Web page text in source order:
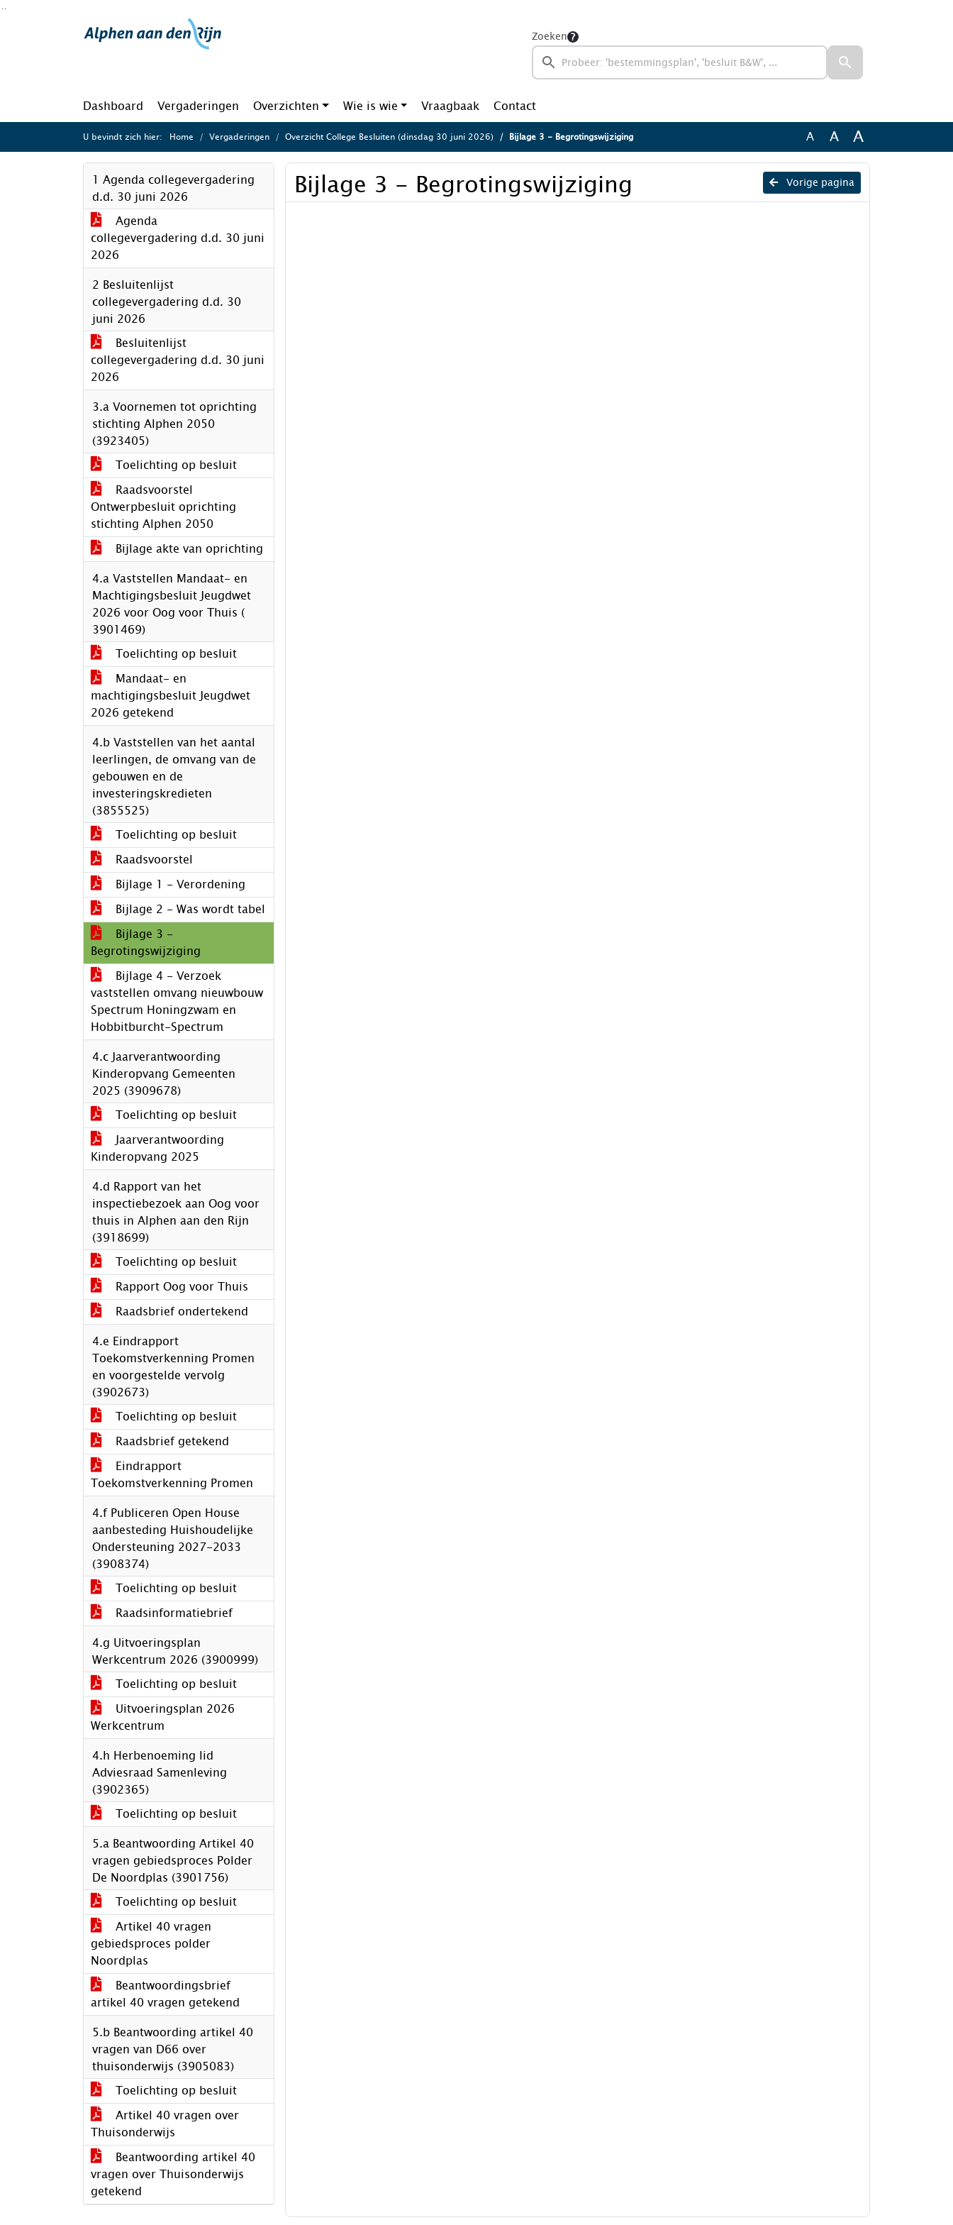
Ga naar de inhoud van deze pagina
Zoeken
Dashboard Vergaderingen Overzichten Wie is wie Vraagbaak Contact
U bevindt zich hier: Home Vergaderingen Overzicht College Besluiten (dinsdag 30 juni 2026) Bijlage 3 - Begrotingswijziging A A A
1 Agenda collegevergadering
d.d. 30 juni 2026
Agenda
collegevergadering d.d. 30 juni
2026
2 Besluitenlijst
collegevergadering d.d. 30
juni 2026
Besluitenlijst
collegevergadering d.d. 30 juni
2026
3.a Voornemen tot oprichting
stichting Alphen 2050
(3923405)
Toelichting op besluit
Raadsvoorstel
Ontwerpbesluit oprichting
stichting Alphen 2050
Bijlage akte van oprichting
4.a Vaststellen Mandaat- en
Machtigingsbesluit Jeugdwet
2026 voor Oog voor Thuis (
3901469)
Toelichting op besluit
Mandaat- en
machtigingsbesluit Jeugdwet
2026 getekend
4.b Vaststellen van het aantal
leerlingen, de omvang van de
gebouwen en de
investeringskredieten
(3855525)
Toelichting op besluit
Raadsvoorstel
Bijlage 1 - Verordening
Bijlage 2 - Was wordt tabel
Bijlage 3 -
Begrotingswijziging
Bijlage 4 - Verzoek
vaststellen omvang nieuwbouw
Spectrum Honingzwam en
Hobbitburcht-Spectrum
4.c Jaarverantwoording
Kinderopvang Gemeenten
2025 (3909678)
Toelichting op besluit
Jaarverantwoording
Kinderopvang 2025
4.d Rapport van het
inspectiebezoek aan Oog voor
thuis in Alphen aan den Rijn
(3918699)
Toelichting op besluit
Rapport Oog voor Thuis
Raadsbrief ondertekend
4.e Eindrapport
Toekomstverkenning Promen
en voorgestelde vervolg
(3902673)
Toelichting op besluit
Raadsbrief getekend
Eindrapport
Toekomstverkenning Promen
4.f Publiceren Open House
aanbesteding Huishoudelijke
Ondersteuning 2027-2033
(3908374)
Toelichting op besluit
Raadsinformatiebrief
4.g Uitvoeringsplan
Werkcentrum 2026 (3900999)
Toelichting op besluit
Uitvoeringsplan 2026
Werkcentrum
4.h Herbenoeming lid
Adviesraad Samenleving
(3902365)
Toelichting op besluit
5.a Beantwoording Artikel 40
vragen gebiedsproces Polder
De Noordplas (3901756)
Toelichting op besluit
Artikel 40 vragen
gebiedsproces polder
Noordplas
Beantwoordingsbrief
artikel 40 vragen getekend
5.b Beantwoording artikel 40
vragen van D66 over
thuisonderwijs (3905083)
Toelichting op besluit
Artikel 40 vragen over
Thuisonderwijs
Beantwoording artikel 40
vragen over Thuisonderwijs
getekend
Vorige pagina
Bijlage 3 - Begrotingswijziging